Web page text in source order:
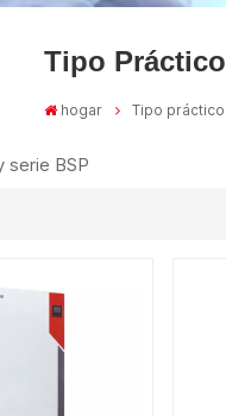
Tipo Práctico
hogar Tipo práctico
serie BSP